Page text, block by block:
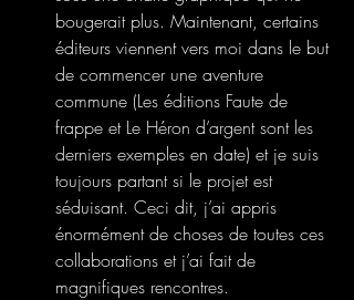
bougerait plus. Maintenant, certains
éditeurs viennent vers moi dans le but
de commencer une aventure
commune (Les éditions Faute de
frappe et Le Héron d’argent sont les
derniers exemples en date) et je suis
toujours partant si le projet est
séduisant. Ceci dit, j’ai appris
énormément de choses de toutes ces
collaborations et j’ai fait de
magnifiques rencontres.